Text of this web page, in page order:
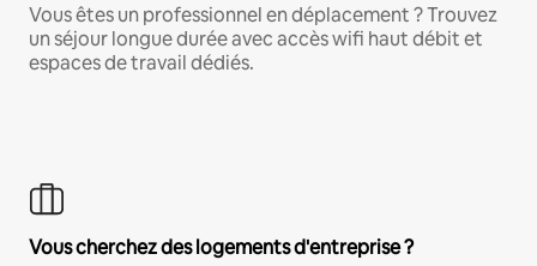
Vous êtes un professionnel en déplacement ? Trouvez
un séjour longue durée avec accès wifi haut débit et
espaces de travail dédiés.
Vous cherchez des logements d'entreprise ?